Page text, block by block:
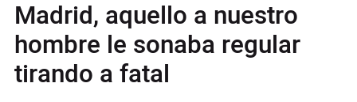
Madrid, aquello a nuestro
hombre le sonaba regular
tirando a fatal